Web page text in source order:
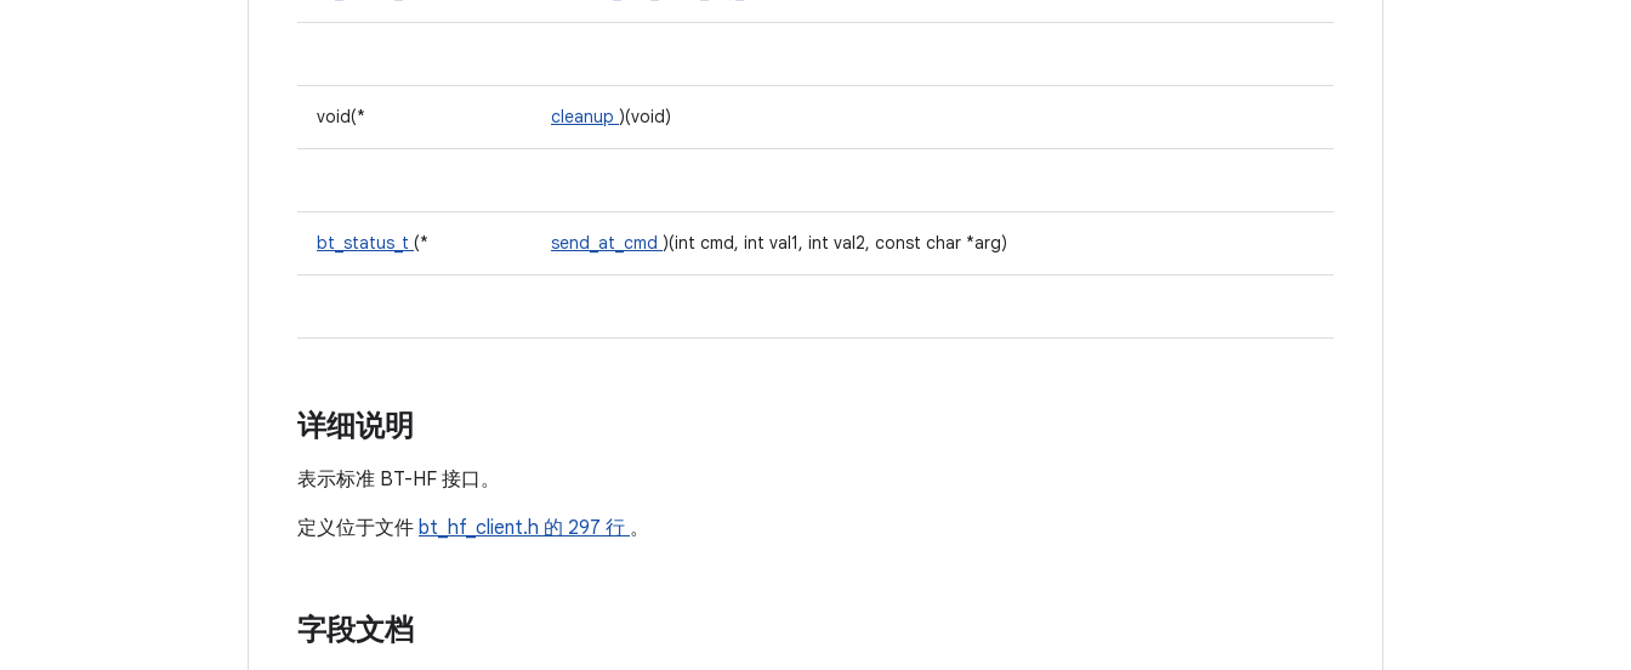
void(* cleanup )(void)
bt_status_t (* send_at_cmd )(int cmd, int val1, int val2, const char *arg)
详细说明
表示标准 BT-HF 接口。
定义位于文件 bt_hf_client.h 的 297 行 。
字段文档